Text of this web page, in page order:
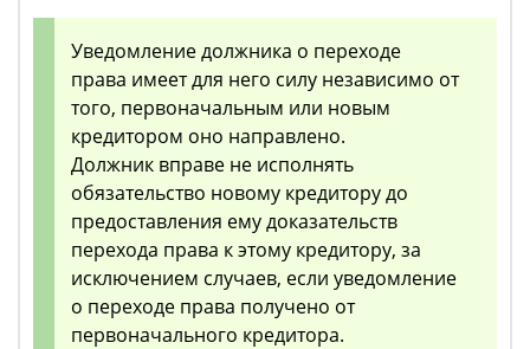
Уведомление должника о переходе
права имеет для него силу независимо от
того, первоначальным или новым
кредитором оно направлено.
Должник вправе не исполнять
обязательство новому кредитору до
предоставления ему доказательств
перехода права к этому кредитору, за
исключением случаев, если уведомление
о переходе права получено от
первоначального кредитора.